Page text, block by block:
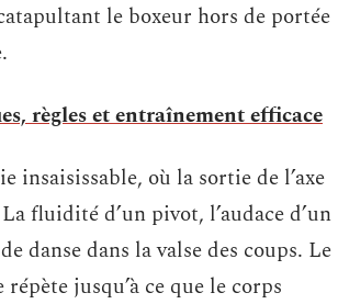
le boxeur hors de portée
règles et entraînement efficace
insaisissable, où la sortie de l’axe
fluidité d’un pivot, l’audace d’un
danse dans la valse des coups. Le
jusqu’à ce que le corps